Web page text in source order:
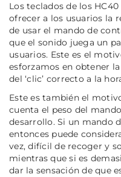
Los teclados de los
ofrecer a los usuarios la
de usar el mando de
que el sonido juega un
usuarios. Este es el
esforzamos en obtener
del ‘clic’ correcto a la
Este es también el
cuenta el peso del
desarrollo. Si un mando
entonces puede
vez, difícil de recoger y
mientras que si es
dar la sensación de que